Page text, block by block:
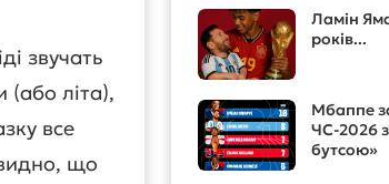
звучать
літа),
все
що
Ламін
років...
Мбаппе
ЧС-2026
бутсою»